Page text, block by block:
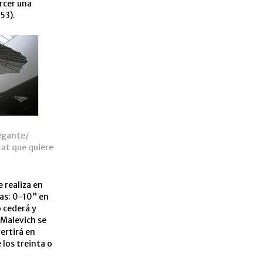
una
que quiere
realiza en
0-10” en
cederá y
se
en
los treinta o